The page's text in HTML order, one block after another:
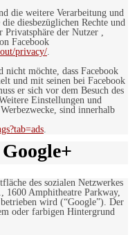
die weitere Verarbeitung und
diesbezüglichen Rechte und
Privatsphäre der Nutzer ,
Facebook
privacy/.
möchte, dass Facebook
und mit seinen bei Facebook
er sich vor dem Besuch des
Einstellungen und
sind innerhalb
.
des sozialen Netzwerkes
1600 Amphitheatre Parkway,
wird (“Google”). Der
oder farbigen Hintergrund